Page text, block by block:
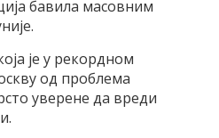
бавила масовним
је у рекордном
од проблема
уверене да вреди